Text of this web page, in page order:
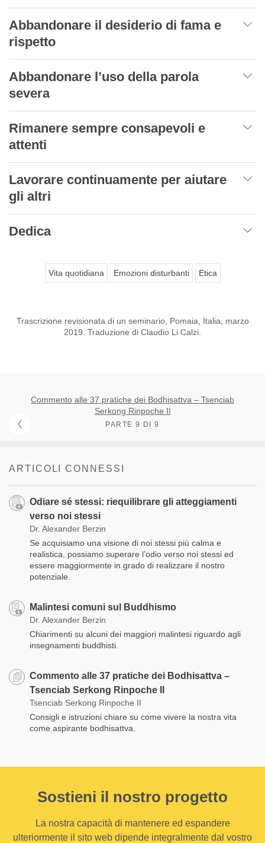
Abbandonare il desiderio di fama e
rispetto
Abbandonare l’uso della parola
severa
Rimanere sempre consapevoli e
attenti
Lavorare continuamente per aiutare
gli altri
Dedica
Vita quotidiana Emozioni disturbanti Etica
Trascrizione revisionata di un seminario, Pomaia, Italia, marzo
2019. Traduzione di Claudio Li Calzi.
Commento alle 37 pratiche dei Bodhisattva – Tsenciab
Serkong Rinpoche II
PARTE 9 DI 9
ARTICOLI CONNESSI
Odiare sé stessi: riequilibrare gli atteggiamenti
verso noi stessi
Dr. Alexander Berzin
Se acquisiamo una visione di noi stessi più calma e
realistica, possiamo superare l’odio verso noi stessi ed
essere maggiormente in grado di realizzare il nostro
potenziale.
Malintesi comuni sul Buddhismo
Dr. Alexander Berzin
Chiarimenti su alcuni dei maggiori malintesi riguardo agli
insegnamenti buddhisti.
Commento alle 37 pratiche dei Bodhisattva –
Tsenciab Serkong Rinpoche II
Tsenciab Serkong Rinpoche II
Consigli e istruzioni chiare su come vivere la nostra vita
come aspirante bodhisattva.
Sostieni il nostro progetto
La nostra capacità di mantenere ed espandere
ulteriormente il sito web dipende integralmente dal vostro